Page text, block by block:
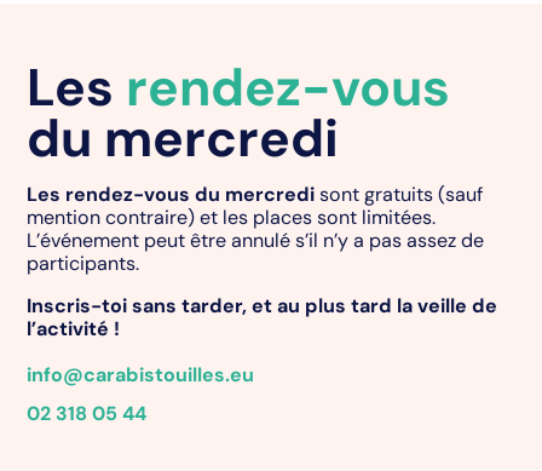
Les rendez-vous
du mercredi
Les rendez-vous du mercredi sont gratuits (sauf
mention contraire) et les places sont limitées.
L’événement peut être annulé s’il n’y a pas assez de
participants.
Inscris-toi sans tarder, et au plus tard la veille de
l’activité !
info@carabistouilles.eu
02 318 05 44